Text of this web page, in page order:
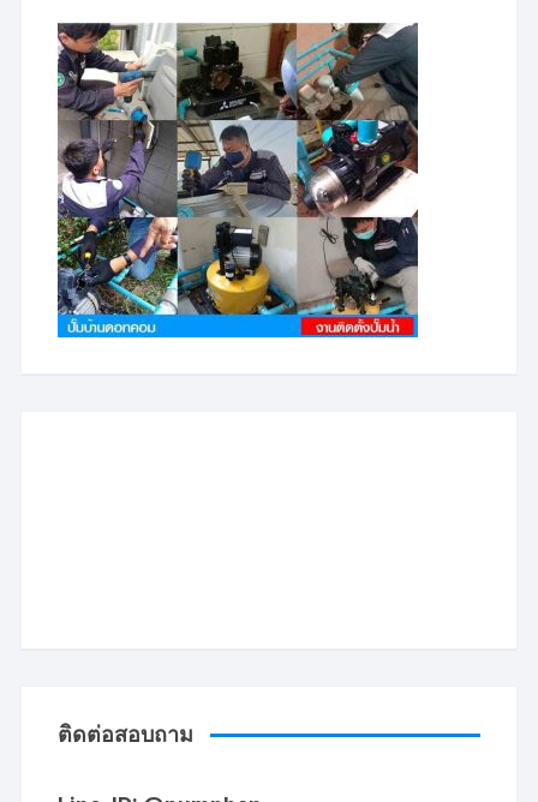
ติดต่อสอบถาม